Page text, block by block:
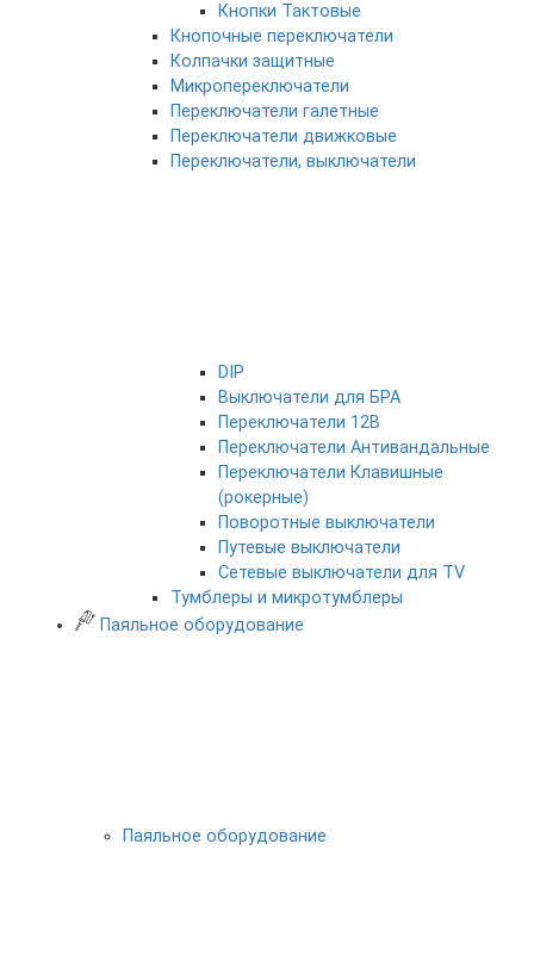
Кнопки Тактовые
Кнопочные переключатели
Колпачки защитные
Микропереключатели
Переключатели галетные
Переключатели движковые
Переключатели, выключатели
DIP
Выключатели для БРА
Переключатели 12В
Переключатели Антивандальные
Переключатели Клавишные
(рокерные)
Поворотные выключатели
Путевые выключатели
Сетевые выключатели для TV
Тумблеры и микротумблеры
Паяльное оборудование
Паяльное оборудование